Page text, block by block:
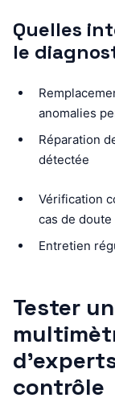
Quelles
le
anomalies
Réparation
détectée
Vérification
cas de doute
Entretien
Tester
contrôle